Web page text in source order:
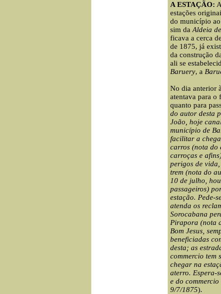
A ESTAÇÃO:
estações
do município
sim da Aldeia
ficava a cerca
de 1875, já
da construção
ali se
Baruery, a
No dia anterior
atentava para o
quanto para
do autor desta
João, hoje
município de
facilitar a
carros (nota do
carroças e
perigos de
trem (nota do
10 de julho,
passageiros)
estação. Pede-
atenda os
Sorocabana
Pirapora (nota
Bom Jesus,
beneficiadas
desta; as
commercio tem
chegar na
aterro. Espera-
e do
9/7/1875).